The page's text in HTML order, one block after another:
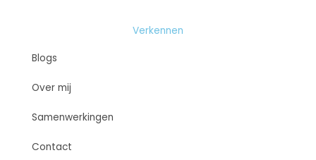
Verkennen
Blogs
Over mij
Samenwerkingen
Contact